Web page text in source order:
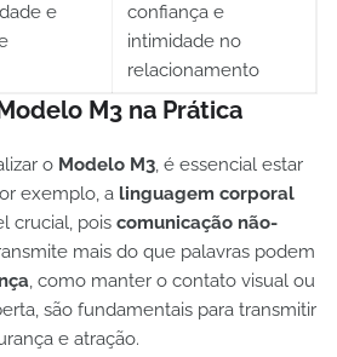
e
confiança e
intimidade no
relacionamento
M3 na Prática
o Modelo M3, é essencial estar
exemplo, a linguagem corporal
crucial, pois comunicação não-
mais do que palavras podem
, como manter o contato visual ou
são fundamentais para transmitir
e atração.